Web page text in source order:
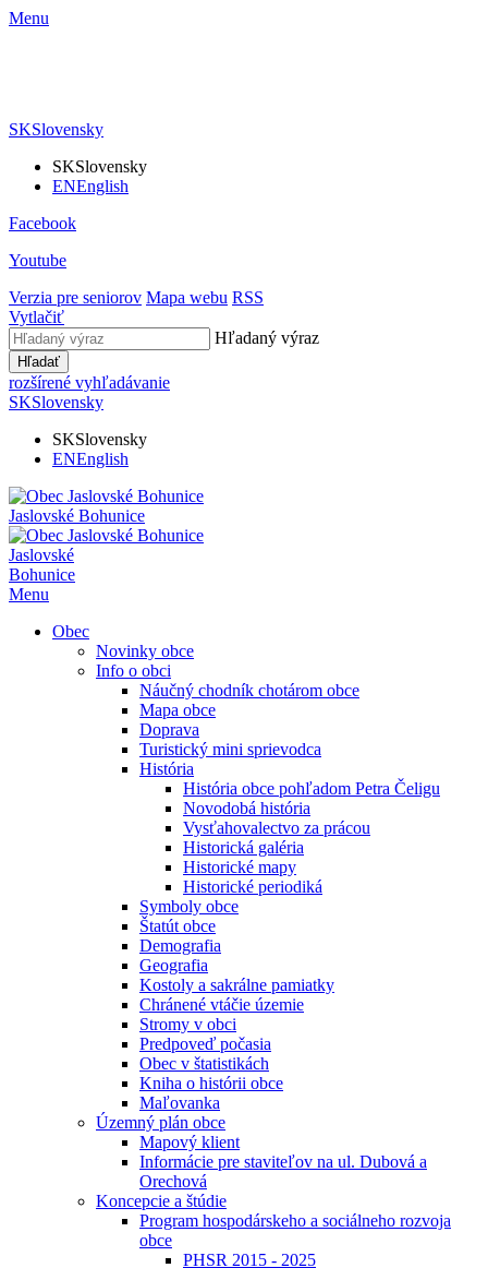
Menu
SKSlovensky
SKSlovensky
ENEnglish
Facebook
Youtube
Verzia pre seniorov Mapa webu RSS
Vytlačiť
Hľadaný výraz
Hľadať
rozšírené vyhľadávanie
SKSlovensky
SKSlovensky
ENEnglish
Jaslovské Bohunice
Jaslovské
Bohunice
Menu
Obec
Novinky obce
Info o obci
Náučný chodník chotárom obce
Mapa obce
Doprava
Turistický mini sprievodca
História
História obce pohľadom Petra Čeligu
Novodobá história
Vysťahovalectvo za prácou
Historická galéria
Historické mapy
Historické periodiká
Symboly obce
Štatút obce
Demografia
Geografia
Kostoly a sakrálne pamiatky
Chránené vtáčie územie
Stromy v obci
Predpoveď počasia
Obec v štatistikách
Kniha o histórii obce
Maľovanka
Územný plán obce
Mapový klient
Informácie pre staviteľov na ul. Dubová a
Orechová
Koncepcie a štúdie
Program hospodárskeho a sociálneho rozvoja
obce
PHSR 2015 - 2025